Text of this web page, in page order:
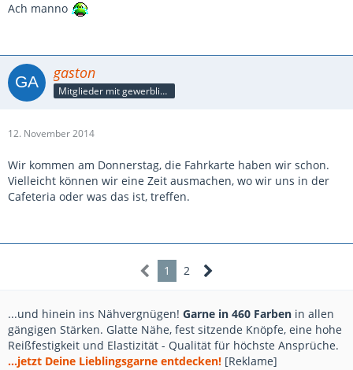
Ach manno
gaston
Mitglieder mit gewerblicher Verbindung, auch als Mitarbeiter/in
12. November 2014
Wir kommen am Donnerstag, die Fahrkarte haben wir schon.
Vielleicht können wir eine Zeit ausmachen, wo wir uns in der
Cafeteria oder was das ist, treffen.
1 2
...und hinein ins Nähvergnügen! Garne in 460 Farben in allen
gängigen Stärken. Glatte Nähe, fest sitzende Knöpfe, eine hohe
Reißfestigkeit und Elastizität - Qualität für höchste Ansprüche.
...jetzt Deine Lieblingsgarne entdecken! [Reklame]